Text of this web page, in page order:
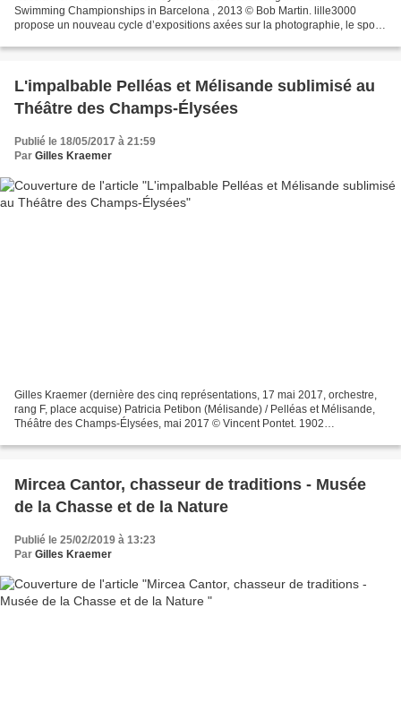
Swimming Championships in Barcelona , 2013 © Bob Martin. lille3000
propose un nouveau cycle d’expositions axées sur la photographie, le sport.
L'impalbable Pelléas et Mélisande sublimisé au
Théâtre des Champs-Élysées
Publié le 18/05/2017 à 21:59
Par Gilles Kraemer
Gilles Kraemer (dernière des cinq représentations, 17 mai 2017, orchestre,
rang F, place acquise) Patricia Petibon (Mélisande) / Pelléas et Mélisande,
Théâtre des Champs-Élysées, mai 2017 © Vincent Pontet. 1902
Mircea Cantor, chasseur de traditions - Musée
de la Chasse et de la Nature
Publié le 25/02/2019 à 13:23
Par Gilles Kraemer